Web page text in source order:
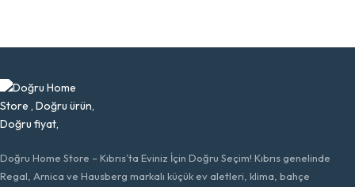
Doğru Home Store – Kıbrıs’ta Eviniz İçin Doğru Seçim! Kıbrıs genelinde
Regal, Arnica ve Hausberg markalı küçük ev aletleri, klima, bahçe